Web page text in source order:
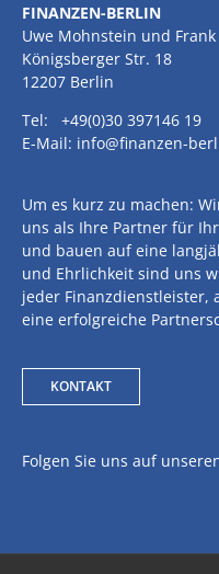
FINANZEN-BERLIN
Uwe Mohnstein und
Königsberger Str. 18
12207 Berlin
Tel: +49(0)30 397146 19
E-Mail: info@finanzen-
Um es kurz zu machen:
uns als Ihre Partner für
und bauen auf eine
und Ehrlichkeit sind uns
jeder Finanzdienstleister,
eine erfolgreiche
KONTAKT
Folgen Sie uns auf